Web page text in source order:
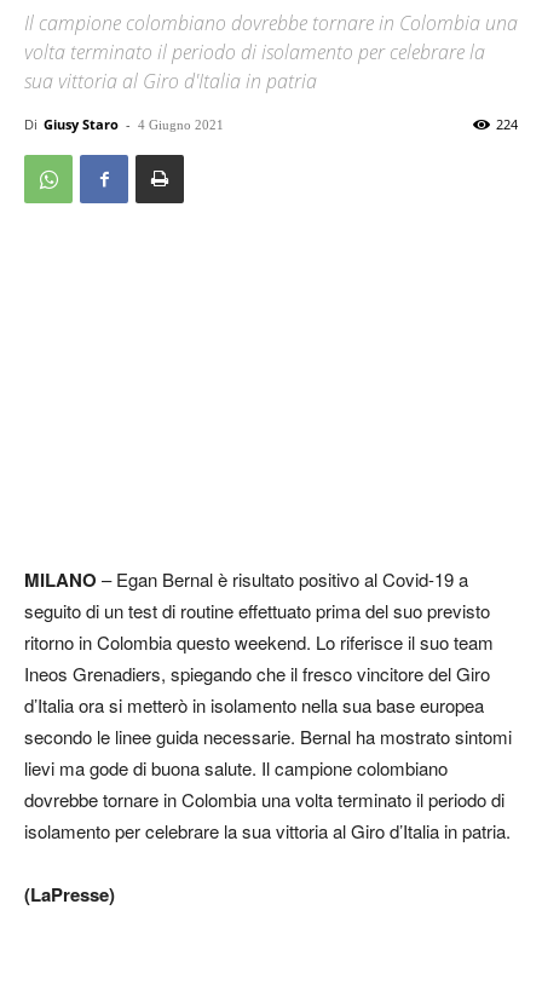
Il campione colombiano dovrebbe tornare in Colombia una
volta terminato il periodo di isolamento per celebrare la
sua vittoria al Giro d'Italia in patria
Di Giusy Staro - 4 Giugno 2021 224
MILANO – Egan Bernal è risultato positivo al Covid-19 a
seguito di un test di routine effettuato prima del suo previsto
ritorno in Colombia questo weekend. Lo riferisce il suo team
Ineos Grenadiers, spiegando che il fresco vincitore del Giro
d’Italia ora si metterò in isolamento nella sua base europea
secondo le linee guida necessarie. Bernal ha mostrato sintomi
lievi ma gode di buona salute. Il campione colombiano
dovrebbe tornare in Colombia una volta terminato il periodo di
isolamento per celebrare la sua vittoria al Giro d’Italia in patria.
(LaPresse)